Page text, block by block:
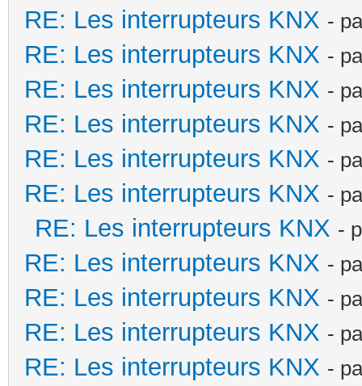
RE: Les interrupteurs KNX -
RE: Les interrupteurs KNX -
RE: Les interrupteurs KNX -
RE: Les interrupteurs KNX -
RE: Les interrupteurs KNX -
RE: Les interrupteurs KNX -
RE: Les interrupteurs KNX -
RE: Les interrupteurs KNX -
RE: Les interrupteurs KNX -
RE: Les interrupteurs KNX -
RE: Les interrupteurs KNX -